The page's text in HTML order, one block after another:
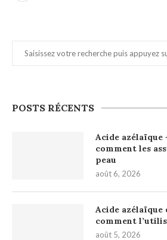
POSTS RÉCENTS
Acide azélaïque
comment les
peau
août 6, 2026
Acide azélaïque
comment
août 5, 2026